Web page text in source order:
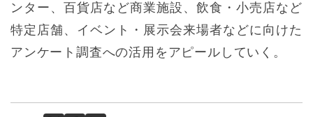
ンター、百貨店など商業施設、飲食・小売店など
特定店舗、イベント・展示会来場者などに向けた
アンケート調査への活用をアピールしていく。